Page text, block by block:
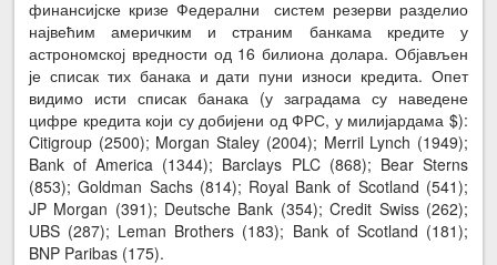
финансијске кризе Федерални систем резерви разделио
највећим америчким и страним банкама кредите у
астрономској вредности од 16 билиона долара. Објављен
је списак тих банака и дати пуни износи кредита. Опет
видимо исти списак банака (у заградама су наведене
цифре кредита који су добијени од ФРС, у милијардама $):
Citigroup (2500); Morgan Staley (2004); Merril Lynch (1949);
Bank of America (1344); Barclays PLC (868); Bear Sterns
(853); Goldman Sachs (814); Royal Bank of Scotland (541);
JP Morgan (391); Deutsche Bank (354); Credit Swiss (262);
UBS (287); Leman Brothers (183); Bank of Scotland (181);
BNP Paribas (175).